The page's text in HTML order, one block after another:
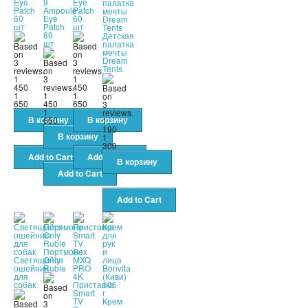
Patch
60
шт
1
450
1
650
Ampoule
Eye
Patch
60
шт
1
450
1
650
Patch
60
шт
1
450
1
650
Детская
палатка
мечты
Dream
Tents
1
190
1
300
Светящийся
ошейник
для
собак
Портмоне
Only
Ruble
Приставка
Smart
TV Крем